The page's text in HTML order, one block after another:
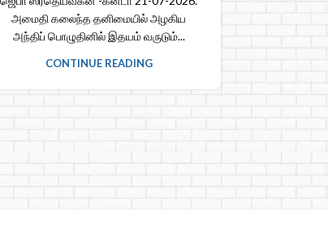
அமைதி கலைந்த தனிமையில் அழகிய
அந்திப் பொழுதினில் இதயம் வருடும்...
CONTINUE READING